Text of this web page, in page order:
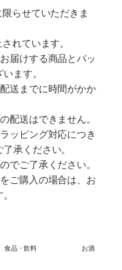
らせていただきま
れています。
届けする商品とパッ
ます。
送までに時間がかか
配送はできません。
ッピング対応につき
承ください。
でご了承ください。
ご購入の場合は、お
食品・飲料 お酒